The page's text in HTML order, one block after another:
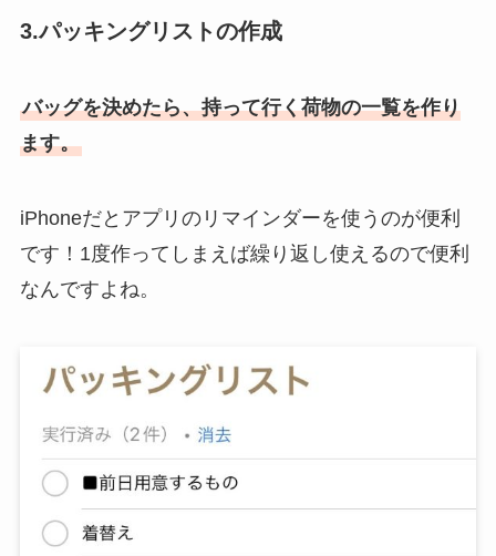
3.パッキングリストの作成
バッグを決めたら、持って行く荷物の一覧を作り
ます。
iPhoneだとアプリのリマインダーを使うのが便利
です！1度作ってしまえば繰り返し使えるので便利
なんですよね。